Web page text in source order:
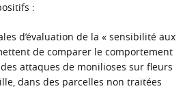
:
d’évaluation de la « sensibilité aux
de comparer le comportement
attaques de monilioses sur fleurs
dans des parcelles non traitées